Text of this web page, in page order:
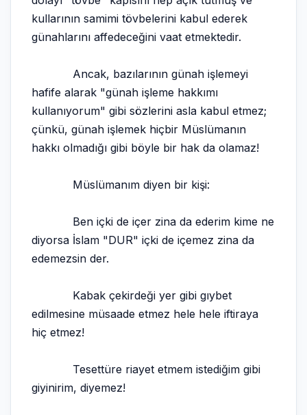
kullarının samimi tövbelerini kabul ederek
günahlarını affedeceğini vaat etmektedir.
Ancak, bazılarının günah işlemeyi
hafife alarak "günah işleme hakkımı
kullanıyorum" gibi sözlerini asla kabul etmez;
çünkü, günah işlemek hiçbir Müslümanın
hakkı olmadığı gibi böyle bir hak da olamaz!
Müslümanım diyen bir kişi:
Ben içki de içer zina da ederim kime ne
diyorsa İslam "DUR" içki de içemez zina da
edemezsin der.
Kabak çekirdeği yer gibi gıybet
edilmesine müsaade etmez hele hele iftiraya
hiç etmez!
Tesettüre riayet etmem istediğim gibi
giyinirim, diyemez!